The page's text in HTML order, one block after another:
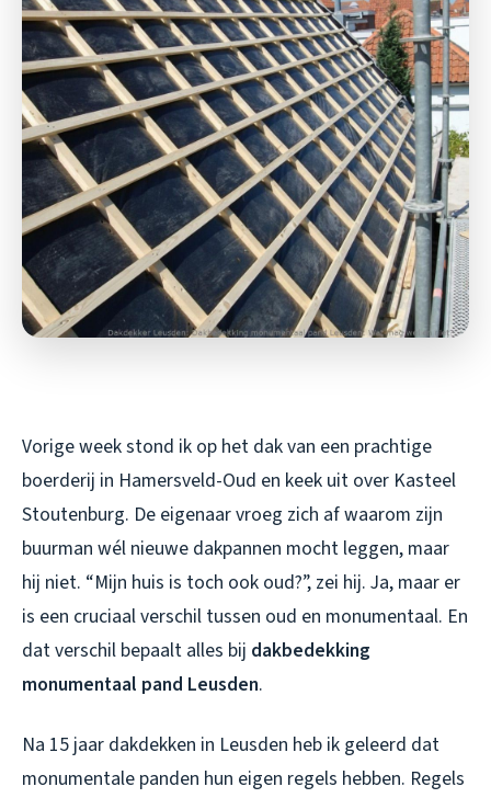
Vorige week stond ik op het dak van een prachtige
boerderij in Hamersveld-Oud en keek uit over Kasteel
Stoutenburg. De eigenaar vroeg zich af waarom zijn
buurman wél nieuwe dakpannen mocht leggen, maar
hij niet. “Mijn huis is toch ook oud?”, zei hij. Ja, maar er
is een cruciaal verschil tussen oud en monumentaal. En
dat verschil bepaalt alles bij dakbedekking
monumentaal pand Leusden.
Na 15 jaar dakdekken in Leusden heb ik geleerd dat
monumentale panden hun eigen regels hebben. Regels